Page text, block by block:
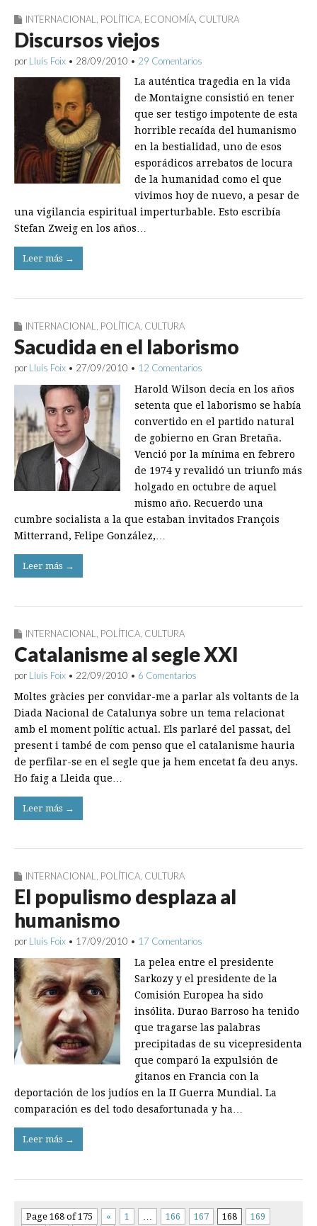
INTERNACIONAL POLÍTICA ECONOMÍA CULTURA
Discursos viejos
por Lluís Foix • 28/09/2010 • 29 Comentarios
La auténtica tragedia en la vida
de Montaigne consistió en tener
que ser testigo impotente de esta
horrible recaída del humanismo
en la bestialidad, uno de esos
esporádicos arrebatos de locura
de la humanidad como el que
vivimos hoy de nuevo, a pesar de
una vigilancia espiritual imperturbable. Esto escribía
Stefan Zweig en los años…
Leer más →
INTERNACIONAL, POLÍTICA, CULTURA
Sacudida en el laborismo
por Lluís Foix • 27/09/2010 • 12 Comentarios
Harold Wilson decía en los años
setenta que el laborismo se había
convertido en el partido natural
de gobierno en Gran Bretaña.
Venció por la mínima en febrero
de 1974 y revalidó un triunfo más
holgado en octubre de aquel
mismo año. Recuerdo una
cumbre socialista a la que estaban invitados François
Mitterrand, Felipe González,…
Leer más →
INTERNACIONAL, POLÍTICA, CULTURA
Catalanisme al segle XXI
por Lluís Foix • 22/09/2010 • 6 Comentarios
Moltes gràcies per convidar-me a parlar als voltants de la
Diada Nacional de Catalunya sobre un tema relacionat
amb el moment polític actual. Els parlaré del passat, del
present i també de com penso que el catalanisme hauria
de perfilar-se en el segle que ja hem encetat fa deu anys.
Ho faig a Lleida que…
Leer más →
INTERNACIONAL POLÍTICA CULTURA
El populismo desplaza al
humanismo
por Lluís Foix • 17/09/2010 • 17 Comentarios
La pelea entre el presidente
Sarkozy y el presidente de la
Comisión Europea ha sido
insólita. Durao Barroso ha tenido
que tragarse las palabras
precipitadas de su vicepresidenta
que comparó la expulsión de
gitanos en Francia con la
deportación de los judíos en la II Guerra Mundial. La
comparación es del todo desafortunada y ha…
Leer más →
Page 168 of 175 « 1 166 167 168
169